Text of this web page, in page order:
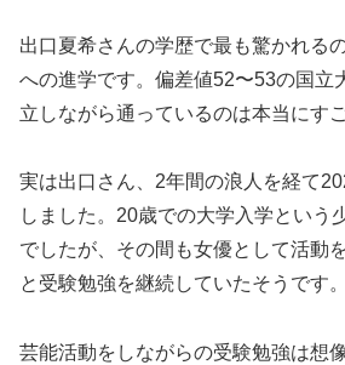
出口夏希さんの学歴で最も驚かれる
への進学です。偏差値52〜53の国立
立しながら通っているのは本当にす
実は出口さん、2年間の浪人を経て
しました。20歳での大学入学という
でしたが、その間も女優として活動
と受験勉強を継続していたそうです。
芸能活動をしながらの受験勉強は想